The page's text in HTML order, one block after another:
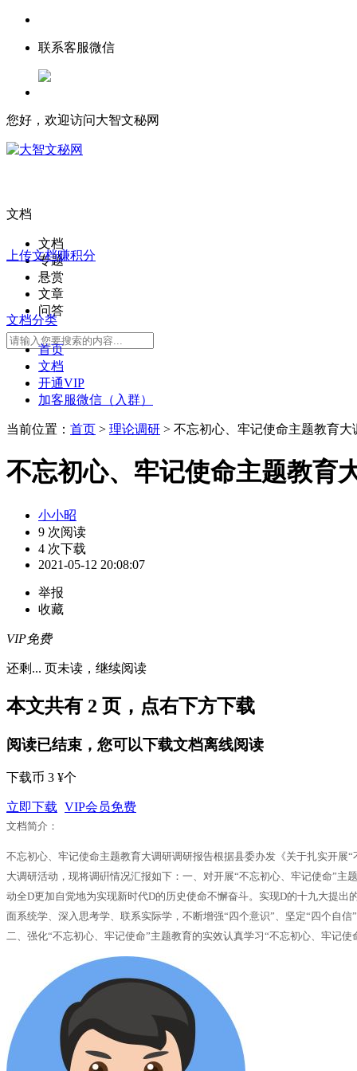
联系客服微信
您好，欢迎访问大智文秘网
文档
文档
专题
悬赏
文章
问答
上传文档赚积分
文档分类
首页
文档
开通VIP
加客服微信（入群）
当前位置： 首页 > 理论调研 > 不忘初心、牢记使命主题教育大
不忘初心、牢记使命主题教育
小小昭
9 次阅读
4 次下载
2021-05-12 20:08:07
举报
收藏
VIP免费
还剩 ... 页未读， 继续阅读
本文共有 2 页，点右下方下载
阅读已结束，您可以下载文档离线阅读
下载币 3 ¥个
立即下载 VIP会员免费
文档简介：
不忘初心、牢记使命主题教育大调研调研报告根据县委办发《关于扎实开
大调研活动，现将调硏情况汇报如下：一、对开展“不忘初心、牢记使命”
动全D更加自觉地为实现新时代D的历史使命不懈奋斗。实现D的十九大提
面系统学、深入思考学、联系实际学，不断增强“四个意识”、坚定“四个自
二、强化“不忘初心、牢记使命”主题教育的实效认真学习“不忘初心、牢记